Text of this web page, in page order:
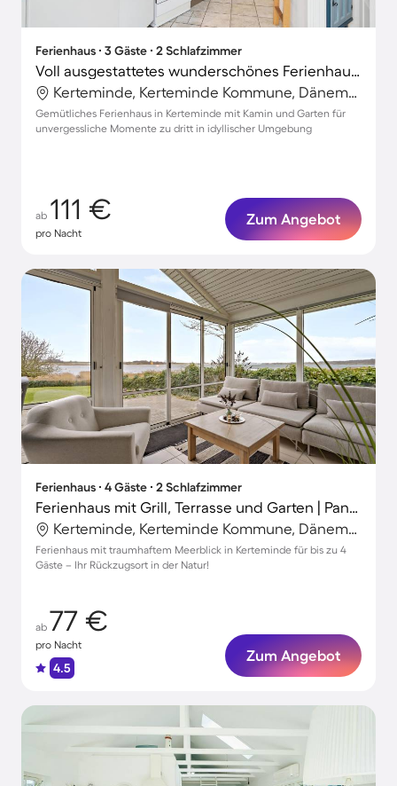
Ferienhaus ∙ 3 Gäste ∙ 2 Schlafzimmer
Voll ausgestattetes wunderschönes Ferienhaus mit Terrasse, Grill und Garten | Haustierfreundlich
Kerteminde, Kerteminde Kommune, Dänemark
Gemütliches Ferienhaus in Kerteminde mit Kamin und Garten für
unvergessliche Momente zu dritt in idyllischer Umgebung
ab 111 €
pro Nacht
Zum Angebot
Ferienhaus ∙ 4 Gäste ∙ 2 Schlafzimmer
Ferienhaus mit Grill, Terrasse und Garten | Panoramablick
Kerteminde, Kerteminde Kommune, Dänemark
Ferienhaus mit traumhaftem Meerblick in Kerteminde für bis zu 4
Gäste – Ihr Rückzugsort in der Natur!
ab 77 €
pro Nacht
4.5
Zum Angebot